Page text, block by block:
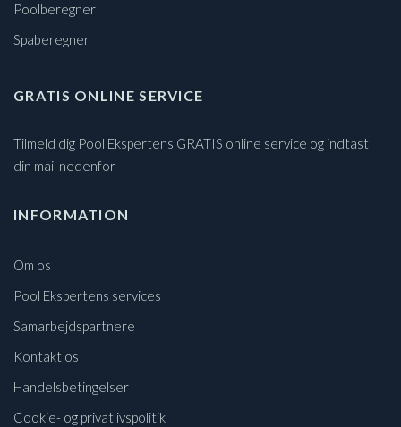
Poolberegner
Spaberegner
GRATIS ONLINE SERVICE
Tilmeld dig Pool Ekspertens GRATIS online service og indtast
din mail nedenfor
INFORMATION
Om os
Pool Ekspertens services
Samarbejdspartnere
Kontakt os
Handelsbetingelser
Cookie- og privatlivspolitik